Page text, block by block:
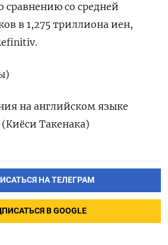
сравнению со средней
в 1,275 триллиона иен,
на английском языке
Такенака)
НА ТЕЛЕГРАМ
В GOOGLE